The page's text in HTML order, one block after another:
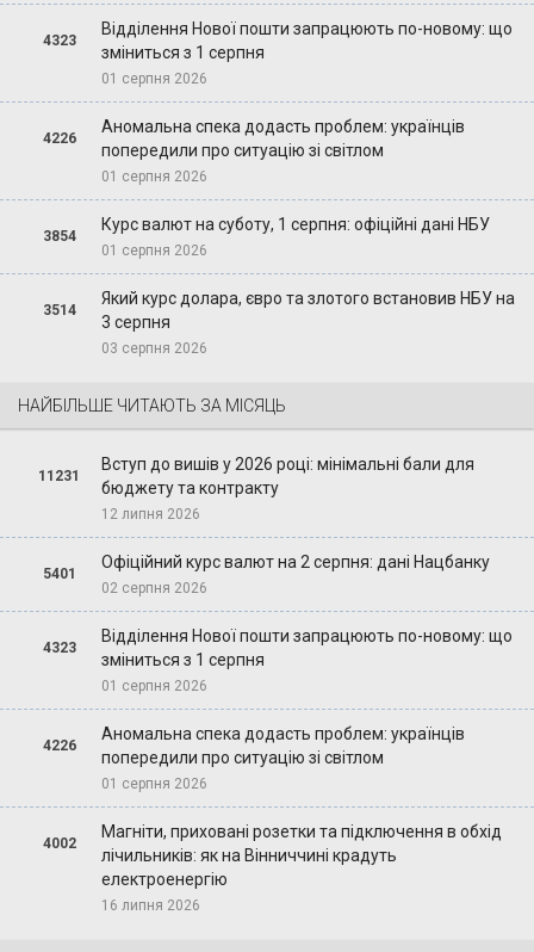
4323
Відділення Нової пошти запрацюють по-новому: що
зміниться з 1 серпня
01 серпня 2026
4226
Аномальна спека додасть проблем: українців
попередили про ситуацію зі світлом
01 серпня 2026
3854
Курс валют на суботу, 1 серпня: офіційні дані НБУ
01 серпня 2026
3514
Який курс долара, євро та злотого встановив НБУ на
3 серпня
03 серпня 2026
НАЙБІЛЬШЕ ЧИТАЮТЬ ЗА МІСЯЦЬ
11231
Вступ до вишів у 2026 році: мінімальні бали для
бюджету та контракту
12 липня 2026
5401
Офіційний курс валют на 2 серпня: дані Нацбанку
02 серпня 2026
4323
Відділення Нової пошти запрацюють по-новому: що
зміниться з 1 серпня
01 серпня 2026
4226
Аномальна спека додасть проблем: українців
попередили про ситуацію зі світлом
01 серпня 2026
4002
Магніти, приховані розетки та підключення в обхід
лічильників: як на Вінниччині крадуть
електроенергію
16 липня 2026